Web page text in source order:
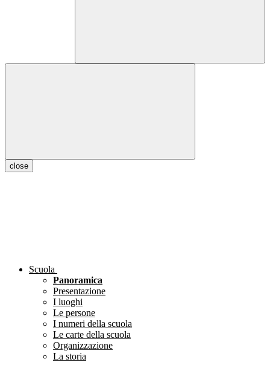
close
Scuola
Panoramica
Presentazione
I luoghi
Le persone
I numeri della scuola
Le carte della scuola
Organizzazione
La storia